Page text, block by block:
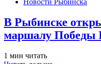
Новости Рыбинска
В Рыбинске
маршалу Победы
1 мин читать